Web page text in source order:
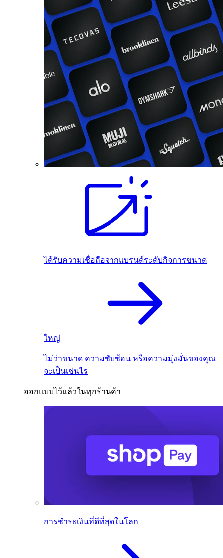
ได้รับความเชื่อถือจากแบรนด์ระดับกิจการขนาด
ใหญ่
ไม่ว่าขนาด ความซับซ้อน หรือความมุ่งมั่นของคุณ
จะเป็นเช่นไร
ออกแบบไว้แล้วในทุกร้านค้า
การชำระเงินที่ดีที่สุดในโลก